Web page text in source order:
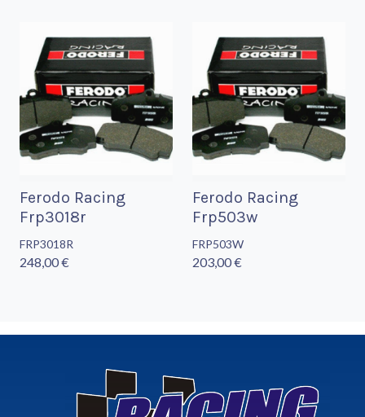
Ferodo Racing
Frp3018r
FRP3018R
248,00 €
Ferodo Racing
Frp503w
FRP503W
203,00 €